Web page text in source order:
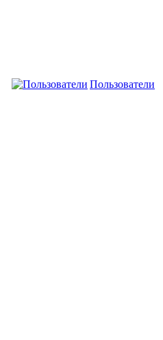
Пользователи